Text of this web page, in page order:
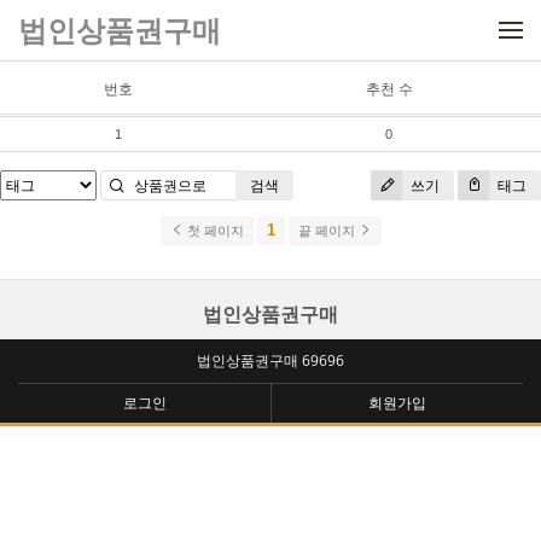
법인상품권구매
번호 추천 수
1 0
쓰기 태그
검색
첫 페이지 1 끝 페이지
법인상품권구매
법인상품권구매 69696
로그인 회원가입